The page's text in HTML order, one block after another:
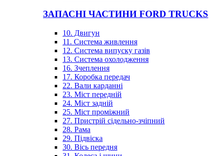
ЗАПАСНІ ЧАСТИНИ FORD TRUCKS
10. Двигун
11. Система живлення
12. Система випуску газів
13. Система охолодження
16. Зчеплення
17. Коробка передач
22. Вали карданні
23. Міст передній
24. Міст задній
25. Міст проміжний
27. Пристрій сідельно-зчіпний
28. Рама
29. Підвіска
30. Вісь передня